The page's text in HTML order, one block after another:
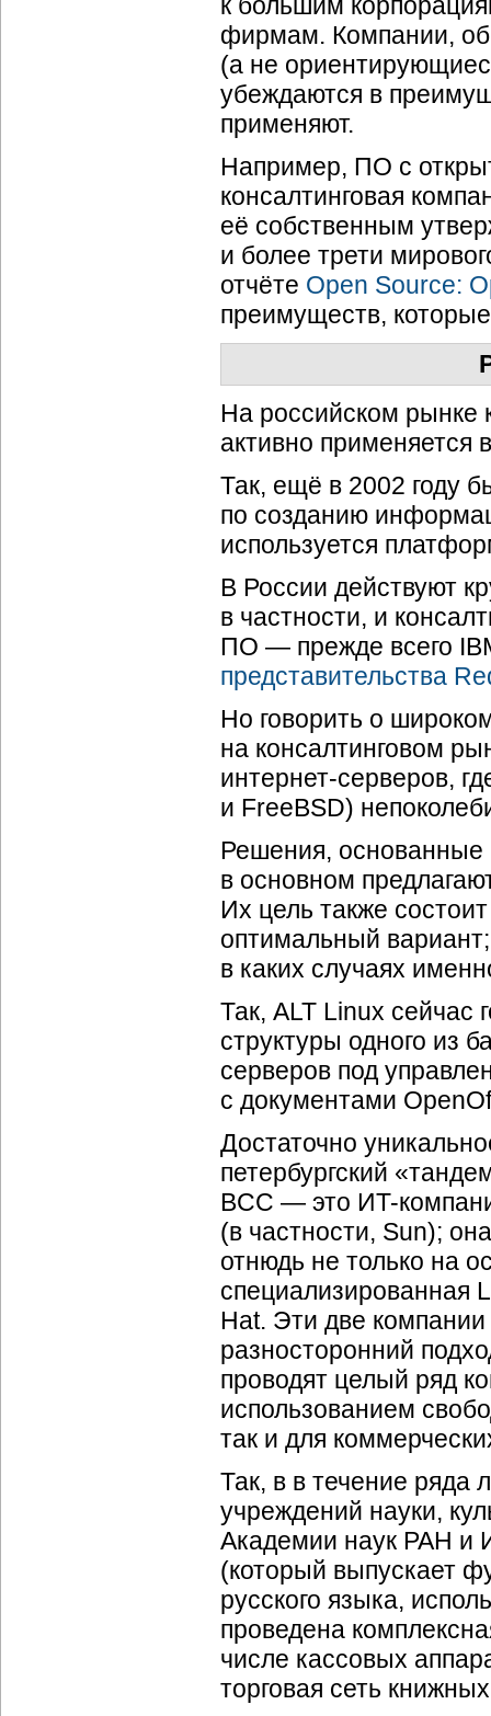
фирмам. Компании,
(а не
убеждаются в
применяют.
Например, ПО с
консалтинговая
её собственным
и более трети
отчёте Open Source:
преимуществ,
На российском рынке
активно применяется
Так, ещё в 2002 году
по созданию
используется
В России действуют
в частности, и
ПО — прежде всего
представительства
Но говорить о
на консалтинговом
интернет-серверов,
и FreeBSD)
Решения, основанные
в основном
Их цель также
оптимальный
в каких случаях
Так, ALT Linux сейчас
структуры одного из
серверов под
с документами
Достаточно
петербургский
BCC — это ИT-
(в частности, Sun);
отнюдь не только на
специализированная
Hat. Эти две компании
разносторонний
проводят целый ряд
использованием
так и для
Так, в в течение ряда
учреждений науки,
Академии наук РАН и
(который выпускает
русского языка,
проведена
числе кассовых
торговая сеть